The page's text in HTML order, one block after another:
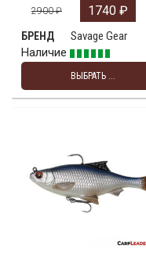
2900₽ 1740 ₽
БРЕНД
Savage Gear
Наличие
ВЫБРАТЬ ...